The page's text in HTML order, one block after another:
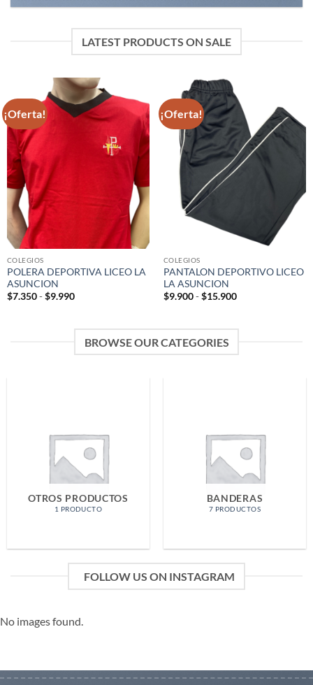
LATEST PRODUCTS ON SALE
¡Oferta!
COLEGIOS
POLERA DEPORTIVA LICEO LA
ASUNCION
$7.350 - $9.990Rango
$7.350
hasta
$9.990
¡Oferta!
COLEGIOS
PANTALON DEPORTIVO LICEO
LA ASUNCION
$9.900 - $15.900Rango
$9.900
BROWSE OUR CATEGORIES
OTROS PRODUCTOS
1 PRODUCTO
BANDERAS
7 PRODUCTOS
FOLLOW US ON INSTAGRAM
No images found.